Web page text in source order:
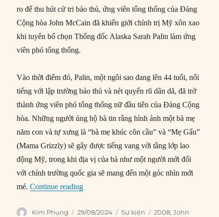
ro để thu hút cử tri bảo thủ, ứng viên tổng thống của Đảng
Cộng hòa John McCain đã khiến giới chính trị Mỹ xôn xao
khi tuyên bố chọn Thống đốc Alaska Sarah Palin làm ứng
viên phó tổng thống.
Vào thời điểm đó, Palin, một ngôi sao đang lên 44 tuổi, nổi
tiếng với lập trường bảo thủ và nét quyến rũ dân dã, đã trở
thành ứng viên phó tổng thống nữ đầu tiên của Đảng Cộng
hòa. Những người ủng hộ bà tin rằng hình ảnh một bà mẹ
năm con và tự xưng là “bà mẹ khúc côn cầu” và “Mẹ Gấu”
(Mama Grizzly) sẽ gây được tiếng vang với tầng lớp lao
động Mỹ, trong khi địa vị của bà như một người mới đối
với chính trường quốc gia sẽ mang đến một góc nhìn mới
mẻ.Continue reading“29/08/2008: John McCain chọn Sarah
Author
Kim Phụng
Posted
29/08/2024 Categories
Sự kiện Tags
2008,John